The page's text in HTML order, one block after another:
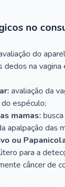
no
do
dedos na vagina
avaliação da
espéculo;
mamas:
apalpação das
ou
para a
câncer de